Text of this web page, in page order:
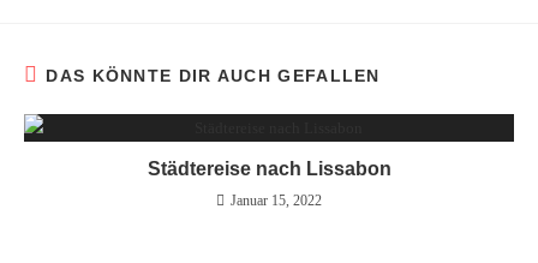
DAS KÖNNTE DIR AUCH GEFALLEN
Städtereise nach Lissabon
Januar 15, 2022